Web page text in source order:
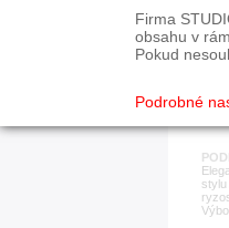
Firma
obsahu v
Pokud
Podrobné